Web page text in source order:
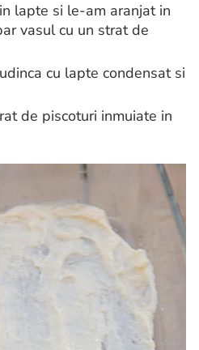
lapte si le-am aranjat in
vasul cu un strat de
cu lapte condensat si
de piscoturi inmuiate in